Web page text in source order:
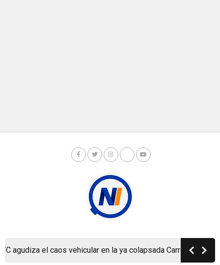
el caos vehicular en la ya colapsada Carretera a Masaya
Copyright © Nicaragua Investiga 2024